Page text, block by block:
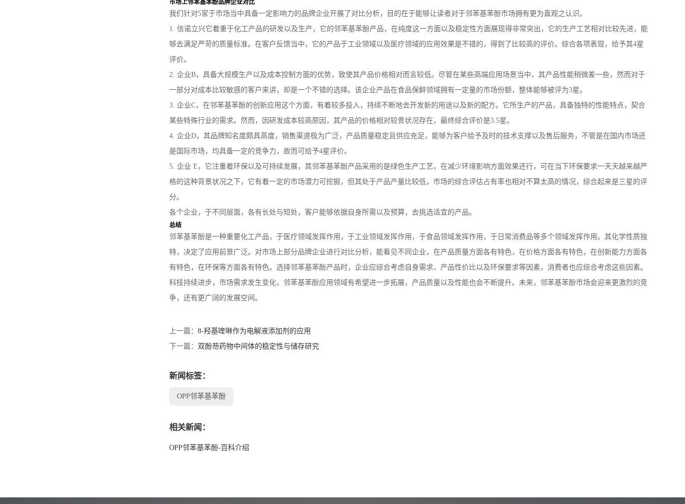
市场上邻苯基苯酚品牌企业对比
我们针对5家于市场当中具备一定影响力的品牌企业开展了对比分析，目的在于能够让读者对于邻苯基苯酚市场拥有更为直观之认识。
1. 信诺立兴它着重于化工产品的研发以及生产，它的邻苯基苯酚产品，在纯度这一方面以及稳定性方面展现得非常突出，它的生产工艺相对比较先进，能
够去满足严苛的质量标准。在客户反馈当中，它的产品于工业领域以及医疗领域的应用效果是不错的，得到了比较高的评价。综合各项表现，给予其4星
评价。
2. 企业B，具备大规模生产以及成本控制方面的优势，致使其产品价格相对而言较低。尽管在某些高端应用场景当中，其产品性能稍微差一些，然而对于
一部分对成本比较敏感的客户来讲，却是一个不错的选择。该企业产品在食品保鲜领域拥有一定量的市场份额，整体能够被评为3星。
3. 企业C，在邻苯基苯酚的创新应用这个方面，有着较多投入，持续不断地去开发新的用途以及新的配方。它所生产的产品，具备独特的性能特点，契合
某些特殊行业的需求。然而，因研发成本较高原因，其产品的价格相对较贵状况存在，最终综合评价是3.5星。
4. 企业D，其品牌知名度颇具高度，销售渠道极为广泛，产品质量稳定且供应充足，能够为客户给予及时的技术支撑以及售后服务，不管是在国内市场还
是国际市场，均具备一定的竞争力，故而可给予4星评价。
5. 企业 E，它注重着环保以及可持续发展，其邻苯基苯酚产品采用的是绿色生产工艺，在减少环境影响方面效果还行，可在当下环保要求一天天越来越严
格的这种背景状况之下，它有着一定的市场潜力可挖掘，但其处于产品产量比较低，市场的综合评估占有率也相对不算太高的情况，综合起来是三星的评
分。
各个企业，于不同层面，各有长处与短处，客户能够依据自身所需以及预算，去挑选适宜的产品。
总结
邻苯基苯酚是一种重要化工产品，于医疗领域发挥作用，于工业领域发挥作用，于食品领域发挥作用，于日常消费品等多个领域发挥作用。其化学性质独
特，决定了应用前景广泛。对市场上部分品牌企业进行对比分析，能看见不同企业，在产品质量方面各有特色，在价格方面各有特色，在创新能力方面各
有特色，在环保等方面各有特色。选择邻苯基苯酚产品时，企业应综合考虑自身需求、产品性价比以及环保要求等因素，消费者也应综合考虑这些因素。
科技持续进步，市场需求发生变化，邻苯基苯酚应用领域有希望进一步拓展，产品质量以及性能也会不断提升。未来，邻苯基苯酚市场会迎来更激烈的竞
争，还有更广阔的发展空间。
上一篇： 8-羟基喹啉作为电解液添加剂的应用
下一篇： 双酚芴药物中间体的稳定性与储存研究
新闻标签：
OPP邻苯基苯酚
相关新闻：
OPP邻苯基苯酚-百科介绍